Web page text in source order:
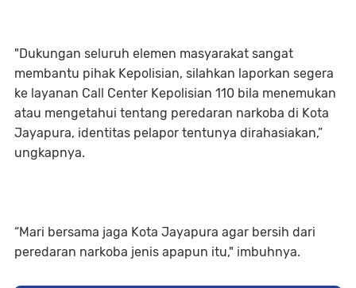
"Dukungan seluruh elemen masyarakat sangat
membantu pihak Kepolisian, silahkan laporkan segera
ke layanan Call Center Kepolisian 110 bila menemukan
atau mengetahui tentang peredaran narkoba di Kota
Jayapura, identitas pelapor tentunya dirahasiakan,”
ungkapnya.
“Mari bersama jaga Kota Jayapura agar bersih dari
peredaran narkoba jenis apapun itu," imbuhnya.